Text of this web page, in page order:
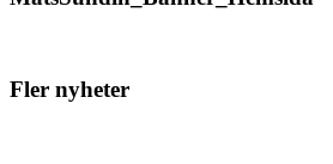
Fler nyheter